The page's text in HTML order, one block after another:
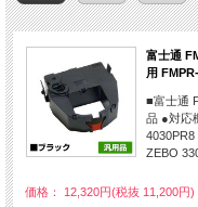
富士通
用
■富士通
品 ●対応
ZEBO
価格： 12,320円(税抜 11,200円)